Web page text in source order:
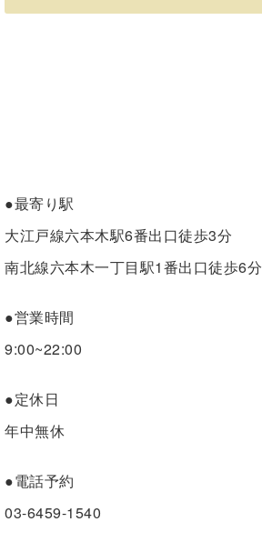
●最寄り駅
大江戸線六本木駅6番出口徒歩3分
南北線六本木一丁目駅1番出口徒歩6分
●営業時間
9:00~22:00
●定休日
年中無休
●電話予約
03-6459-1540